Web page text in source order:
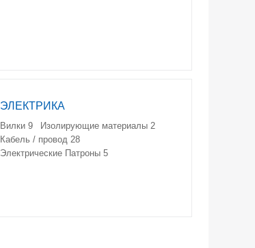
ЭЛЕКТРИКА
Вилки 9 Изолирующие материалы 2
Кабель / провод 28
Электрические Патроны 5